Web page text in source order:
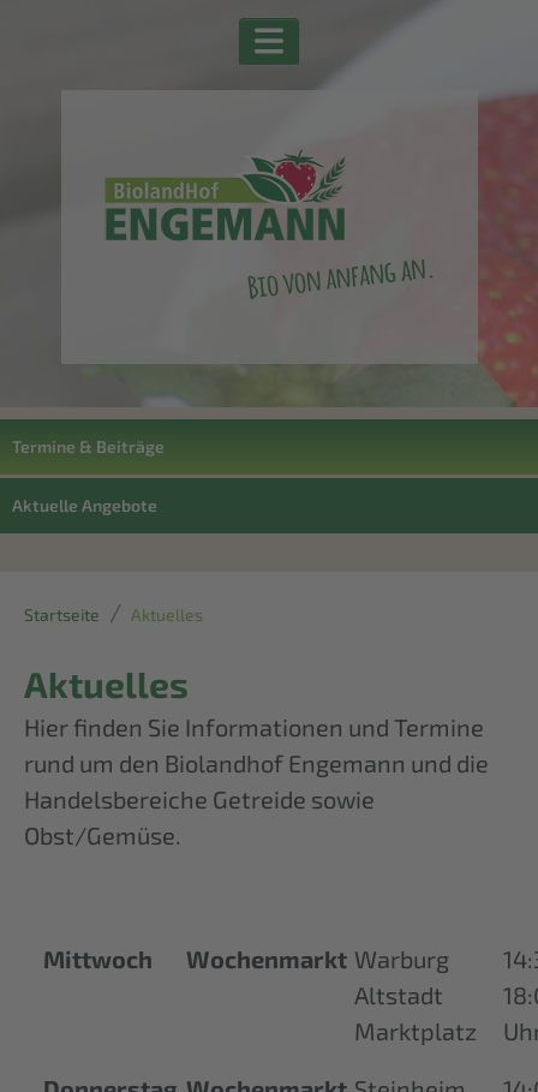
Termine & Beiträge
Aktuelle Angebote
Startseite Aktuelles
Aktuelles
Hier finden Sie Informationen und Termine
rund um den Biolandhof Engemann und die
Handelsbereiche Getreide sowie
Obst/Gemüse.
Mittwoch Wochenmarkt Warburg
Altstadt
Marktplatz